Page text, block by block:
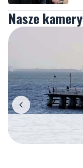
Nasze kamery